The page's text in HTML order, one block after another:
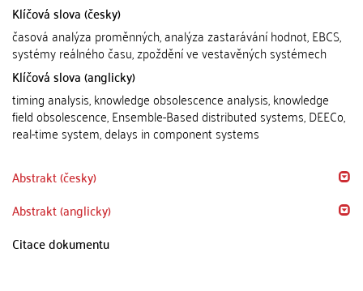
Klíčová slova (česky)
časová analýza proměnných, analýza zastarávání hodnot, EBCS,
systémy reálného času, zpoždění ve vestavěných systémech
Klíčová slova (anglicky)
timing analysis, knowledge obsolescence analysis, knowledge
field obsolescence, Ensemble-Based distributed systems, DEECo,
real-time system, delays in component systems
Abstrakt (česky)
Abstrakt (anglicky)
Citace dokumentu